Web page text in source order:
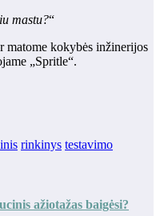
mastu?“
matome kokybės inžinerijos
„Spritle“.
rinkinys testavimo
ažiotažas baigėsi?